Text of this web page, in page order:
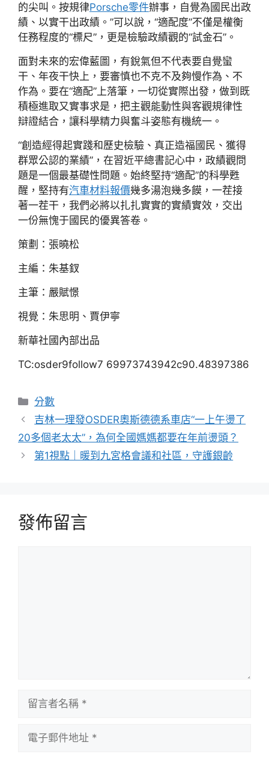
的尖叫。按規律Porsche零件辦事，自覺為國民出政
績、以實干出政績。”可以說，“適配度”不僅是權衡
任務程度的“標尺”，更是檢驗政績觀的“試金石”。
面對未來的宏偉藍圖，有銳氣但不代表要自覺蠻
干、年夜干快上，要審慎也不克不及夠慢作為、不
作為。要在“適配”上落筆，一切從實際出發，做到既
積極進取又實事求是，把主觀能動性與客觀規律性
辯證結合，讓科學精力與奮斗姿態有機統一。
“創造經得起實踐和歷史檢驗、真正造福國民、獲得
群眾公認的業績”，在習近平總書記心中，政績觀問
題是一個最基礎性問題。始終堅持“適配”的科學甦
醒，堅持有汽車材料報價幾多湯泡幾多饃，一茬接
著一茬干，我們必將以扎扎實實的實績實效，交出
一份無愧于國民的優異答卷。
策劃：張曉松
主編：朱基釵
主筆：嚴賦憬
視覺：朱思明、賈伊寧
新華社國內部出品
TC:osder9follow7 69973743942c90.48397386
分
類
分數
吉林一理發OSDER奧斯德德系車店“一上午燙了
20多個老太太”，為何全國媽媽都要在年前燙頭？
第1視點｜暖到九宮格會議和社區，守護銀齡
發佈留言